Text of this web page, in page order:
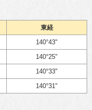
東経
140°43"
140°25"
140°33"
140°31"